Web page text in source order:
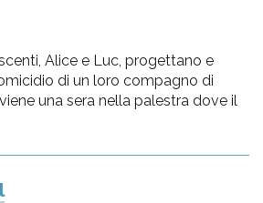
Alice e Luc, progettano e
di un loro compagno di
una sera nella palestra dove il